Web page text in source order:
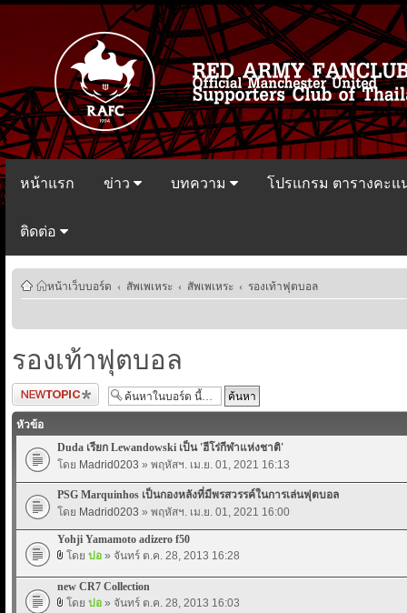
หน้าแรก ข่าว บทความ โปรแกรม ตารางคะ
ติดต่อ
หน้าเว็บบอร์ด ‹ สัพเพเหระ ‹ สัพเพเหระ ‹ รองเท้าฟุตบอล
รองเท้าฟุตบอล
ตั้งกระทู้ใหม่
หัวข้อ
Duda เรียก Lewandowski เป็น 'ฮีโร่กีฬาแห่งชาติ'
โดย Madrid0203 » พฤหัสฯ. เม.ย. 01, 2021 16:13
PSG Marquinhos เป็นกองหลังที่มีพรสวรรค์ในการเล่นฟุตบอล
โดย Madrid0203 » พฤหัสฯ. เม.ย. 01, 2021 16:00
Yohji Yamamoto adizero f50
โดย ปอ » จันทร์ ต.ค. 28, 2013 16:28
new CR7 Collection
โดย ปอ » จันทร์ ต.ค. 28, 2013 16:03